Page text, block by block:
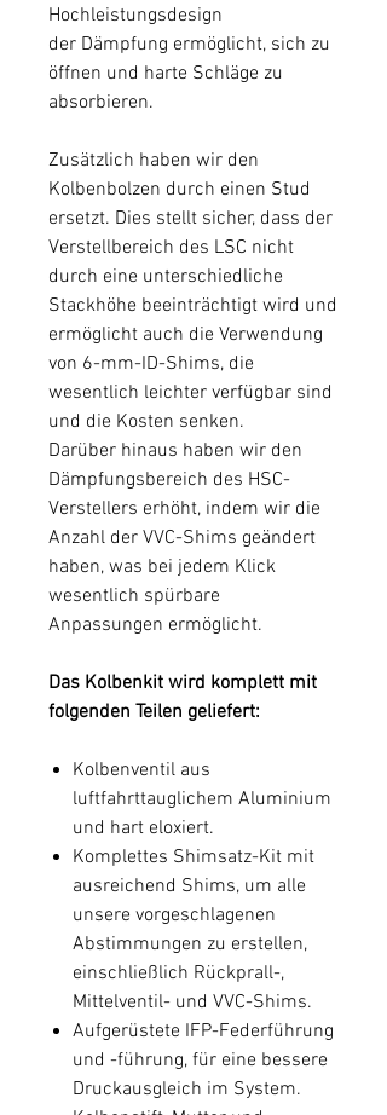
Hochleistungsdesign
der Dämpfung ermöglicht, sich zu
öffnen und harte Schläge zu
absorbieren.
Zusätzlich haben wir den
Kolbenbolzen durch einen Stud
ersetzt. Dies stellt sicher, dass der
Verstellbereich des LSC nicht
durch eine unterschiedliche
Stackhöhe beeinträchtigt wird und
ermöglicht auch die Verwendung
von 6-mm-ID-Shims, die
wesentlich leichter verfügbar sind
und die Kosten senken.
Darüber hinaus haben wir den
Dämpfungsbereich des HSC-
Verstellers erhöht, indem wir die
Anzahl der VVC-Shims geändert
haben, was bei jedem Klick
wesentlich spürbare
Anpassungen ermöglicht.
Das Kolbenkit wird komplett mit
folgenden Teilen geliefert:
Kolbenventil aus
luftfahrttauglichem Aluminium
und hart eloxiert.
Komplettes Shimsatz-Kit mit
ausreichend Shims, um alle
unsere vorgeschlagenen
Abstimmungen zu erstellen,
einschließlich Rückprall-,
Mittelventil- und VVC-Shims.
Aufgerüstete IFP-Federführung
und -führung, für eine bessere
Druckausgleich im System.